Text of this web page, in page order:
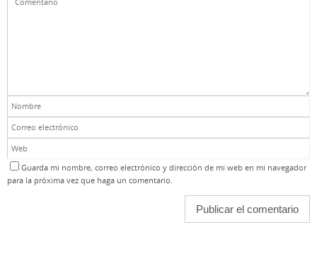
Guarda mi nombre, correo electrónico y dirección de mi web en mi navegador
para la próxima vez que haga un comentario.